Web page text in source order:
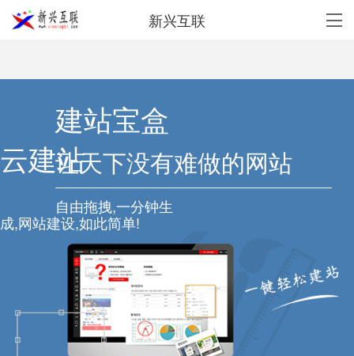
新兴互联
建站宝盒
云建站让天下没有难做的网站
自由拖拽,一分钟生
成,网站建设,如此简单!